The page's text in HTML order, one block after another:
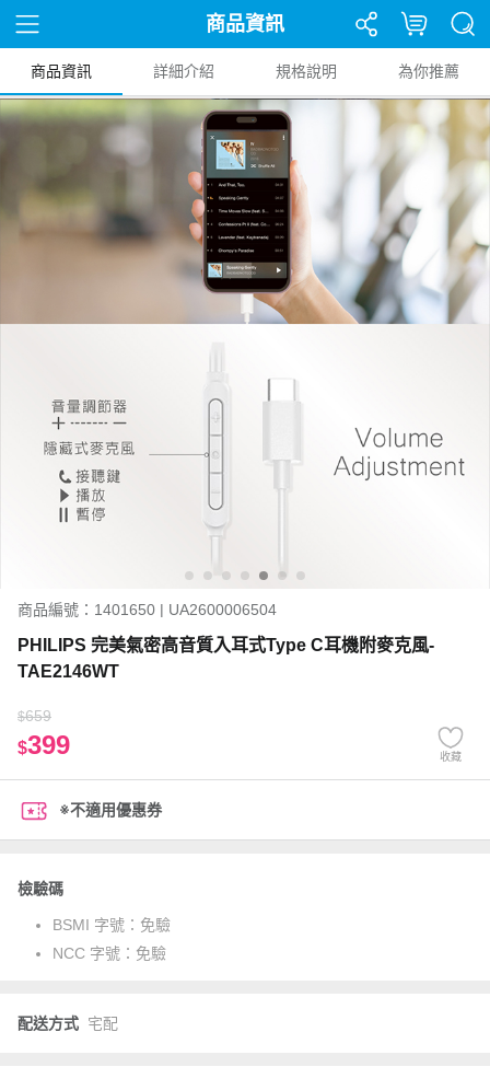
商品資訊
商品資訊 詳細介紹 規格說明 為你推薦
商品編號：1401650 | UA2600006504
PHILIPS 完美氣密高音質入耳式Type C耳機附麥克風-
TAE2146WT
$659
$399 收藏
※不適用優惠券
檢驗碼
BSMI 字號： 免驗
NCC 字號： 免驗
配送方式 宅配